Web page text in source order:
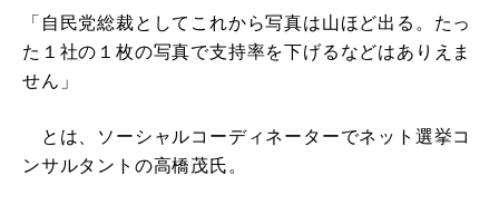
「自民党総裁としてこれから写真は山ほど出る。たっ
た１社の１枚の写真で支持率を下げるなどはありえま
せん」
とは、ソーシャルコーディネーターでネット選挙コ
ンサルタントの高橋茂氏。